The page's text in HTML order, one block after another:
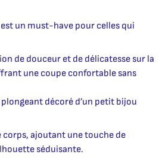
un must-have pour celles qui
de douceur et de délicatesse sur la
une coupe confortable sans
décoré d’un petit bijou
corps, ajoutant une touche de
séduisante.